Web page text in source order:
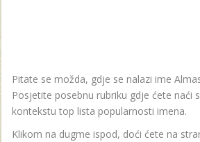
Pitate se možda, gdje se nalazi ime
Posjetite posebnu rubriku gdje ćete naći
kontekstu top lista popularnosti imena.
Klikom na dugme ispod, doći ćete na